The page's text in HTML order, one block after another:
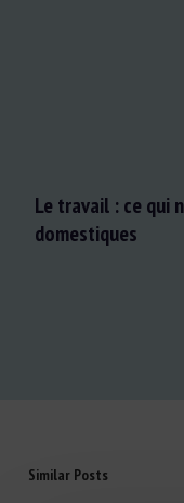
Le travail : ce qui
domestiques
Similar Posts